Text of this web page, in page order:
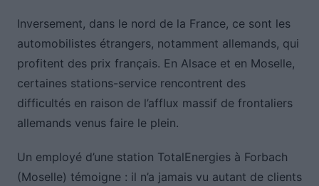
Inversement, dans le nord de la France, ce sont les
automobilistes étrangers, notamment allemands, qui
profitent des prix français. En Alsace et en Moselle,
certaines stations-service rencontrent des
difficultés en raison de l’afflux massif de frontaliers
allemands venus faire le plein.
Un employé d’une station TotalEnergies à Forbach
(Moselle) témoigne : il n’a jamais vu autant de clients